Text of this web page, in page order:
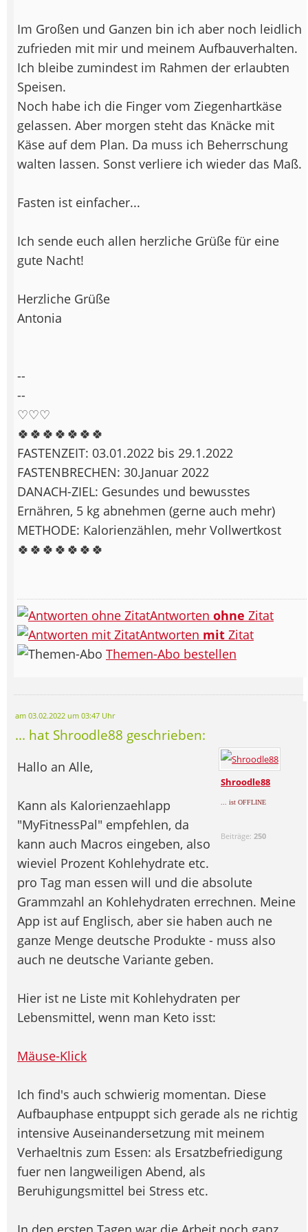
Im Großen und Ganzen bin ich aber noch leidlich
zufrieden mit mir und meinem Aufbauverhalten.
Ich bleibe zumindest im Rahmen der erlaubten
Speisen.
Noch habe ich die Finger vom Ziegenhartkäse
gelassen. Aber morgen steht das Knäcke mit
Käse auf dem Plan. Da muss ich Beherrschung
walten lassen. Sonst verliere ich wieder das Maß.
Fasten ist einfacher...
Ich sende euch allen herzliche Grüße für eine
gute Nacht!
Herzliche Grüße
Antonia
--
--
♡♡♡
🍀🍀🍀🍀🍀🍀🍀
FASTENZEIT: 03.01.2022 bis 29.1.2022
FASTENBRECHEN: 30.Januar 2022
DANACH-ZIEL: Gesundes und bewusstes
Ernähren, 5 kg abnehmen (gerne auch mehr)
METHODE: Kalorienzählen, mehr Vollwertkost
🍀🍀🍀🍀🍀🍀🍀
Antworten ohne Zitat
Antworten mit Zitat
Themen-Abo bestellen
am 03.02.2022 um 03:47 Uhr
... hat Shroodle88 geschrieben:
Shroodle88
... ist OFFLINE
Beiträge: 250
Hallo an Alle,
Kann als Kalorienzaehlapp
"MyFitnessPal" empfehlen, da
kann auch Macros eingeben, also
wieviel Prozent Kohlehydrate etc.
pro Tag man essen will und die absolute
Grammzahl an Kohlehydraten errechnen. Meine
App ist auf Englisch, aber sie haben auch ne
ganze Menge deutsche Produkte - muss also
auch ne deutsche Variante geben.
Hier ist ne Liste mit Kohlehydraten per
Lebensmittel, wenn man Keto isst:
Mäuse-Klick
Ich find's auch schwierig momentan. Diese
Aufbauphase entpuppt sich gerade als ne richtig
intensive Auseinandersetzung mit meinem
Verhaeltnis zum Essen: als Ersatzbefriedigung
fuer nen langweiligen Abend, als
Beruhigungsmittel bei Stress etc.